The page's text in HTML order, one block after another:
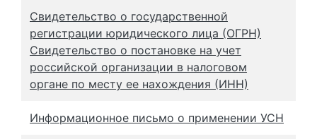
Свидетельство о государственной
регистрации юридического лица (ОГРН)
Свидетельство о постановке на учет
российской организации в налоговом
органе по месту ее нахождения (ИНН)
Информационное письмо о применении УСН